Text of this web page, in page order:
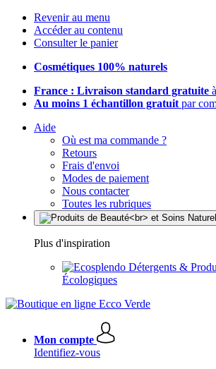
Revenir au menu
Accéder au contenu
Consulter le panier
Cosmétiques 100% naturels
France : Livraison standard gratuite
Au moins 1 échantillon gratuit par
Aide
Où est ma commande ?
Retours
Frais d'envoi
Modes de paiement
Nous contacter
Toutes les rubriques
Plus d'inspiration
Détergents &
Écologiques
Mon compte
Identifiez-vous